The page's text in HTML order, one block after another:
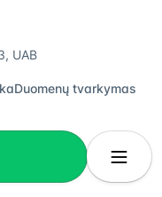
UAB
Duomenų tvarkymas